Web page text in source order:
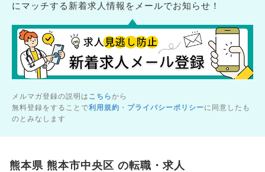
にマッチする新着求人情報をメールでお知らせ！
メルマガ登録の説明は こちらから
無料登録をすることで利用規約 ・ プライバシーポリシーに同意したも
のとみなします
熊本県 熊本市中央区 の転職・求人